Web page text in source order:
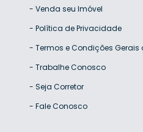
- Venda seu Imóvel
- Política de Privacidade
- Termos e Condições
- Trabalhe Conosco
- Seja Corretor
- Fale Conosco